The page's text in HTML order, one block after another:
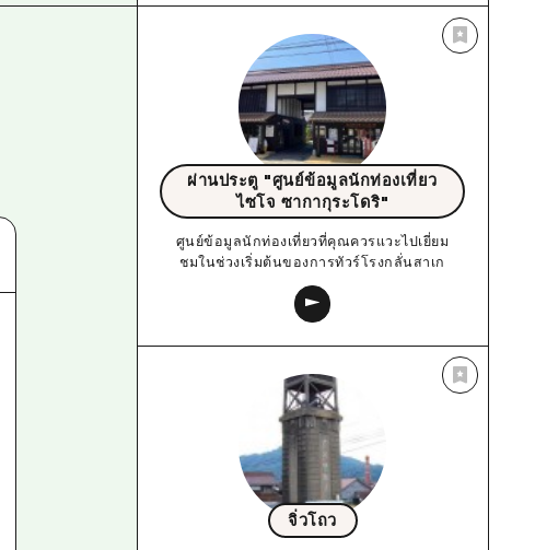
ผ่านประตู "ศูนย์ข้อมูลนักท่องเที่ยว
ไซโจ ซากากุระโดริ"
ศูนย์ข้อมูลนักท่องเที่ยวที่คุณควรแวะไปเยี่ยม
ชมในช่วงเริ่มต้นของการทัวร์โรงกลั่นสาเก
จิ่วโถว